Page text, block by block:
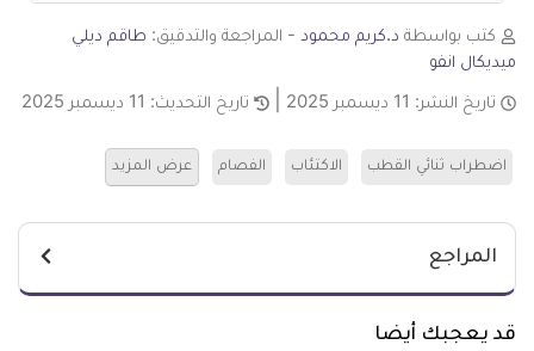
كتب بواسطة د.كريم محمود - المراجعة والتدقيق: طاقم ديلي
ميديكال انفو
تاريخ النشر: 11 ديسمبر 2025 تاريخ التحديث: 11 ديسمبر 2025
اضطراب ثنائي القطب الاكتئاب الفصام عرض المزيد
المراجع
قد يعجبك أيضا